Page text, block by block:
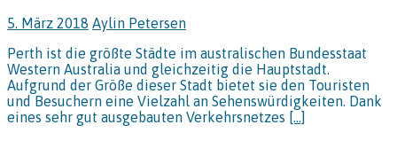
5. März 2018 Aylin Petersen
Perth ist die größte Städte im australischen Bundesstaat
Western Australia und gleichzeitig die Hauptstadt.
Aufgrund der Größe dieser Stadt bietet sie den Touristen
und Besuchern eine Vielzahl an Sehenswürdigkeiten. Dank
eines sehr gut ausgebauten Verkehrsnetzes […]